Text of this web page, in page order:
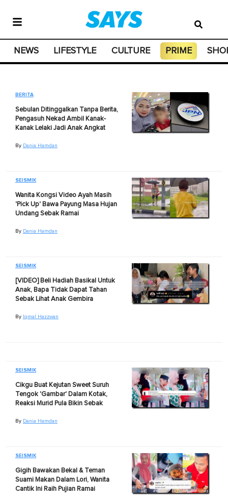
NEWS LIFESTYLE CULTURE PRIME
BERITA
Sebulan Ditinggalkan Tanpa Berita,
Pengasuh Nekad Ambil Kanak-
Kanak Lelaki Jadi Anak Angkat
By Dania Hamdan
SEISMIK
Wanita Kongsi Video Ayah Masih
'Pick Up' Bawa Payung Masa Hujan
Undang Sebak Ramai
By Dania Hamdan
SEISMIK
[VIDEO] Beli Hadiah Basikal Untuk
Anak, Bapa Tidak Dapat Tahan
Sebak Lihat Anak Gembira
By Iqmal Hazzwan
SEISMIK
Cikgu Buat Kejutan Sweet Suruh
Tengok 'Gambar' Dalam Kotak,
Reaksi Murid Pula Bikin Sebak
By Dania Hamdan
SEISMIK
Gigih Bawakan Bekal & Teman
Suami Makan Dalam Lori, Wanita
Cantik Ini Raih Pujian Ramai